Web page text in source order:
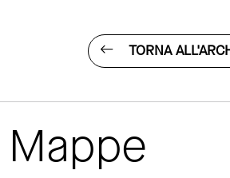
TORNA
Mappe